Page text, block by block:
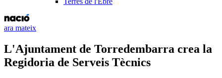
ara mateix
L'Ajuntament de Torredembarra crea la
Regidoria de Serveis Tècnics